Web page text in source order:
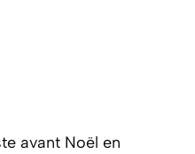
avant Noël en